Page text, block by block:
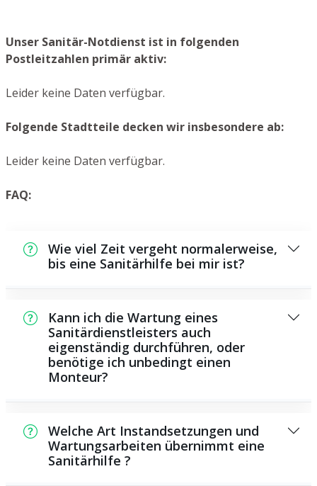
Unser Sanitär-Notdienst ist in folgenden
Postleitzahlen primär aktiv:
Leider keine Daten verfügbar.
Folgende Stadtteile decken wir insbesondere ab:
Leider keine Daten verfügbar.
FAQ:
Wie viel Zeit vergeht normalerweise,
bis eine Sanitärhilfe bei mir ist?
Zeitraum bei Ihnen vor Ort sein. Das hängt
unter anderem von der Auftragslage zu dem
Zeitpunkt ab und von der Verkehrslage und
der örtlichen Gegebenheit.
Kann ich die Wartung eines
Sanitärdienstleisters auch
eigenständig durchführen, oder
benötige ich unbedingt einen
Monteur?
Wartungsarbeiten, die Sie selbst ausführen
können, zum Beispiel das Verwenden von
Rohrreinigungsmitteln aus dem Geschäft.
Welche Art Instandsetzungen und
Wartungsarbeiten übernimmt eine
Sanitärhilfe ?